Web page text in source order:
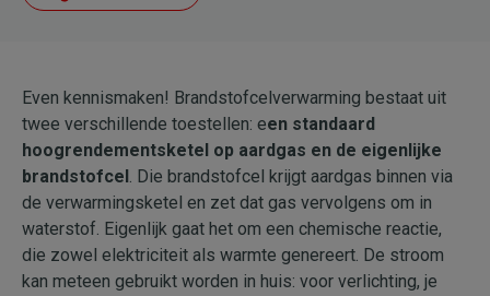
Even kennismaken! Brandstofcelverwarming bestaat uit
twee verschillende toestellen: een standaard
hoogrendementsketel op aardgas en de eigenlijke
brandstofcel. Die brandstofcel krijgt aardgas binnen via
de verwarmingsketel en zet dat gas vervolgens om in
waterstof. Eigenlijk gaat het om een chemische reactie,
die zowel elektriciteit als warmte genereert. De stroom
kan meteen gebruikt worden in huis: voor verlichting, je